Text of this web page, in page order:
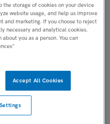
the storage of cookies on your device
website usage, and help us improve
and marketing. If you choose to reject
necessary and analytical cookies.
you as a person. You can
Accept All Cookies